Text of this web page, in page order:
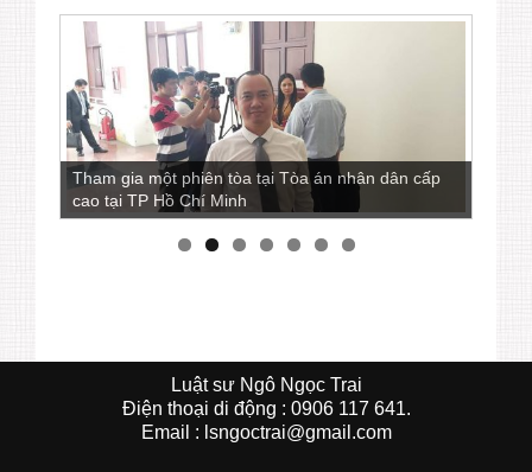
Tham gia một phiên tòa tại Tòa án nhân dân cấp
cao tại TP Hồ Chí Minh
Luật sư Ngô Ngọc Trai còn là một nhà báo viết
nhiều bài phân tích các vấn đề pháp lý
Luật sư Ngô Ngọc Trai
Ðiện thoại di động : 0906 117 641.
Email : lsngoctrai@gmail.com